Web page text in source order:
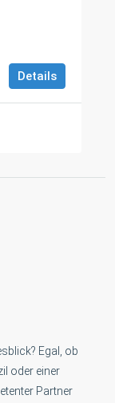
Details
Egal, ob
oder einer
Partner